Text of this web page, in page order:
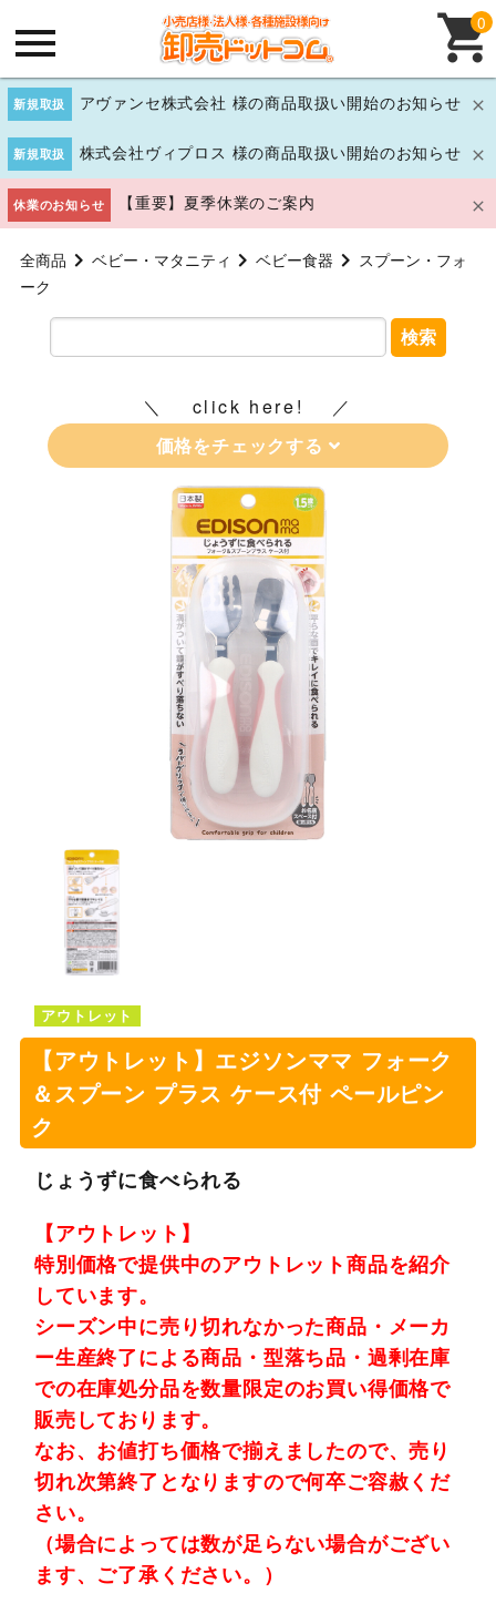
新規取扱 アヴァンセ株式会社 様の商品取扱い開始のお知らせ
新規取扱 株式会社ヴィプロス 様の商品取扱い開始のお知らせ
休業のお知らせ 【重要】夏季休業のご案内
0
全商品 ベビー・マタニティ ベビー食器
スプーン・フォ
ーク
検索
click here!
価格をチェックする
アウトレット
【アウトレット】エジソンママ フォーク
＆スプーン プラス ケース付 ペールピン
ク
じょうずに食べられる
【アウトレット】
特別価格で提供中のアウトレット商品を紹介
しています。
シーズン中に売り切れなかった商品・メーカ
ー生産終了による商品・型落ち品・過剰在庫
での在庫処分品を数量限定のお買い得価格で
販売しております。
なお、お値打ち価格で揃えましたので、売り
切れ次第終了となりますので何卒ご容赦くだ
さい。
（場合によっては数が足らない場合がござい
ます、ご了承ください。）